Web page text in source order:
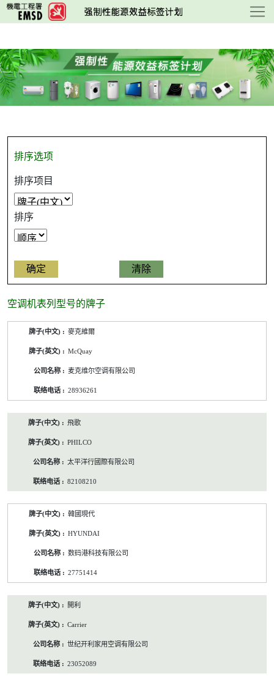
跳
至
要
内
容
排序选项
排序项目
排序
空调机表列型号的牌子
子
电
麥克維爾
McQuay
麦克维尔空调有限公司
28936261
飛歌
PHILCO
太平洋行國際有限公司
82108210
韓國現代
HYUNDAI
数码港科技有限公司
27751414
開利
Carrier
世纪开利家用空调有限公司
23052089